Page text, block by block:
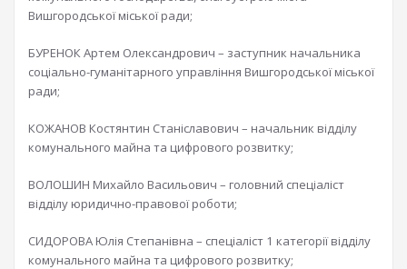
Вишгородської міської ради;
БУРЕНОК Артем Олександрович – заступник начальника
соціально-гуманітарного управління Вишгородської міської
ради;
КОЖАНОВ Костянтин Станіславович – начальник відділу
комунального майна та цифрового розвитку;
ВОЛОШИН Михайло Васильович – головний спеціаліст
відділу юридично-правової роботи;
СИДОРОВА Юлія Степанівна – спеціаліст 1 категорії відділу
комунального майна та цифрового розвитку;